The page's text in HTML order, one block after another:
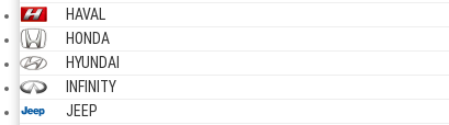
HAVAL
HONDA
HYUNDAI
INFINITY
JEEP